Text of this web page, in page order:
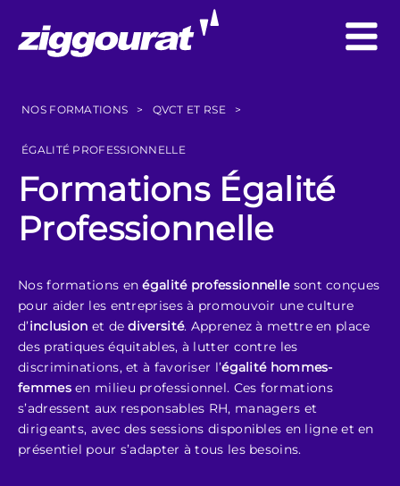
NOS FORMATIONS > QVCT ET RSE >
ÉGALITÉ PROFESSIONNELLE
Formations Égalité
Professionnelle
Nos formations enégalité professionnellesont conçues
pour aider les entreprises à promouvoir une culture
d’inclusion et dediversité. Apprenez à mettre en place
des pratiques équitables, à lutter contre les
discriminations, et à favoriser l’égalité hommes-
femmesen milieu professionnel. Ces formations
s’adressent aux responsables RH, managers et
dirigeants, avec des sessions disponibles en ligne et en
présentiel pour s’adapter à tous les besoins.